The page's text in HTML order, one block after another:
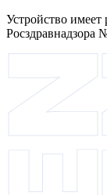
Устройство имеет
Росздравнадзора